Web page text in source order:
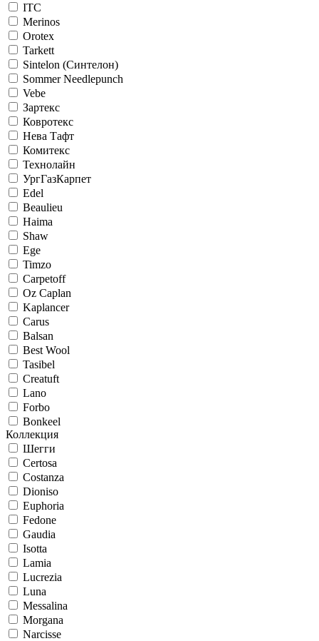
ITC
Merinos
Orotex
Tarkett
Sintelon (Синтелон)
Sommer Needlepunch
Vebe
Зартекс
Ковротекс
Нева Тафт
Комитекс
Технолайн
УргГазКарпет
Edel
Beaulieu
Haima
Shaw
Ege
Timzo
Carpetoff
Oz Caplan
Kaplancer
Carus
Balsan
Best Wool
Tasibel
Creatuft
Lano
Forbo
Bonkeel
Коллекция
Шегги
Certosa
Costanza
Dioniso
Euphoria
Fedone
Gaudia
Isotta
Lamia
Lucrezia
Luna
Messalina
Morgana
Narcisse